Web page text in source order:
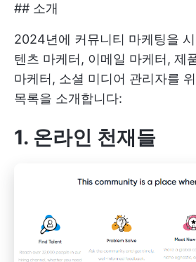
## 소개
2024년에 커뮤니티 마케팅을
텐츠 마케터, 이메일 마케터, 제
마케터, 소셜 미디어 관리자를
목록을 소개합니다:
1. 온라인 천재들